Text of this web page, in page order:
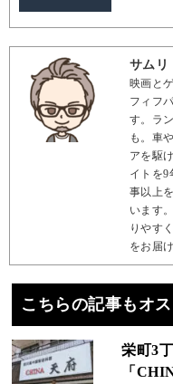
サムリ
映画と
フィフ
す。ラ
も。車
アを駆
イトを9
事以上
います
りやす
をお届
こちらの記事もオ
栄町3
「